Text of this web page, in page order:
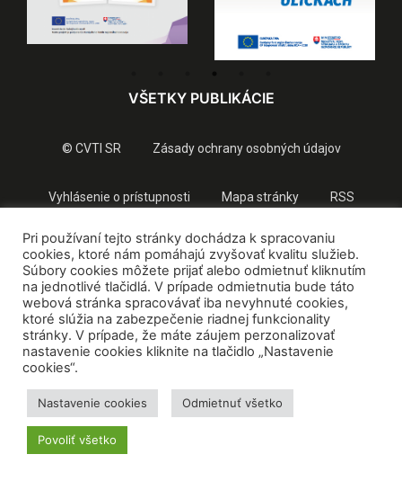
VŠETKY PUBLIKÁCIE
© CVTI SR Zásady ochrany osobných údajov
Vyhlásenie o prístupnosti Mapa stránky RSS
Pri používaní tejto stránky dochádza k spracovaniu
cookies, ktoré nám pomáhajú zvyšovať kvalitu služieb.
Súbory cookies môžete prijať alebo odmietnuť kliknutím
na jednotlivé tlačidlá. V prípade odmietnutia bude táto
webová stránka spracovávať iba nevyhnuté cookies,
ktoré slúžia na zabezpečenie riadnej funkcionality
stránky. V prípade, že máte záujem perzonalizovať
nastavenie cookies kliknite na tlačidlo „Nastavenie
cookies“.
Nastavenie cookies Odmietnuť všetko
Povoliť všetko